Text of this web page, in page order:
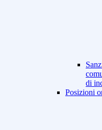
di
Posizioni